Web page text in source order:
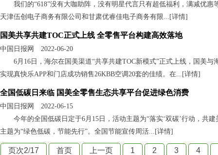
我们的“618”没有大咖助阵，没有明星代言只有超低福利，满减优
天津伍创电子商务有限公司和甘肃优睿佳电子商务有限...[详情]
国美共享共建TOC正式上线 全零售平台构建高效落地
中国日报网 2022-06-20
6月16日，海尔在国美渠道“共享共建TOC新模式”正式上线，国美
实现真快乐APP和门店成功销售26KBB空调20套的佳绩。在...[详情]
全国低碳日来临 国美全零售生态共享平台促进绿色消费
中国日报网 2022-06-15
今年的全国低碳日定于6月15日，活动主题为“落实‘双碳’行动，共
主题为“绿色低碳，节能先行”。全国节能宣传周活...[详情]
页次2/17 首页 上一页 1 2 3 4